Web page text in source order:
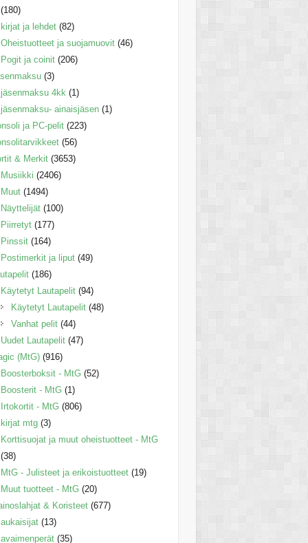
(180)
kirjat ja lehdet (82)
Oheistuotteet ja suojamuovit (46)
Pogit ja coinit (206)
(3)
jäsenmaksu 4kk (1)
jäsenmaksu- ainaisjäsen (1)
ja PC-pelit (223)
(56)
& Merkit (3653)
Musiikki (2406)
Muut (1494)
Näyttelijät (100)
Piirretyt (177)
Pinssit (164)
Postimerkit ja liput (49)
(186)
Käytetyt Lautapelit (94)
Käytetyt Lautapelit (48)
Vanhat pelit (44)
Uudet Lautapelit (47)
(MtG) (916)
Boosterboksit - MtG (52)
Boosterit - MtG (1)
Irtokortit - MtG (806)
kirjat mtg (3)
Korttisuojat ja muut oheistuotteet - MtG
(38)
MtG - Julisteet ja erikoistuotteet (19)
Muut tuotteet - MtG (20)
& Koristeet (677)
aukaisijat (13)
avaimenperät (35)